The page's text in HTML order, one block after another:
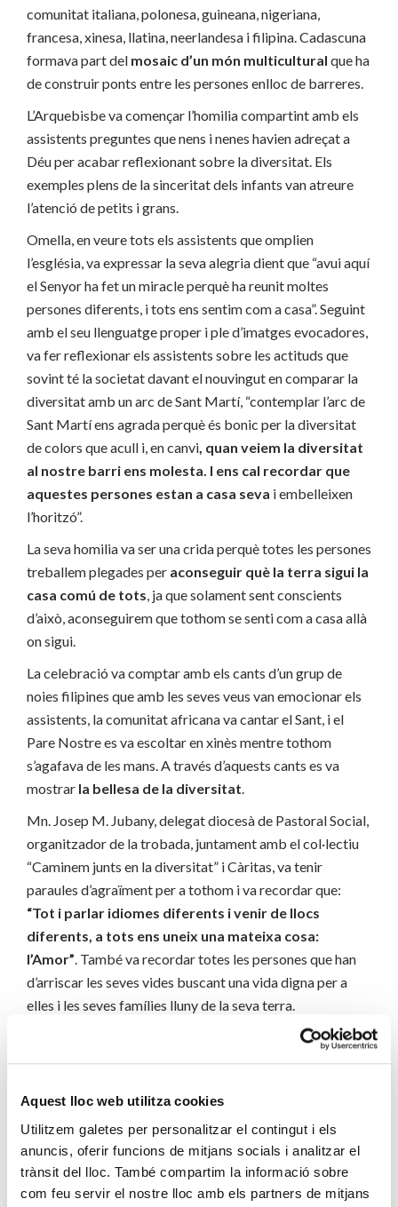
Aquest lloc web utilitza cookies
Utilitzem galetes per personalitzar el contingut i els
anuncis, oferir funcions de mitjans socials i analitzar el
trànsit del lloc. També compartim la informació sobre
com feu servir el nostre lloc amb els partners de mitjans
comunitat italiana, polonesa, guineana, nigeriana,
francesa, xinesa, llatina, neerlandesa i filipina. Cadascuna
formava part del mosaic d’un món multicultural que ha
de construir ponts entre les persones enlloc de barreres.
L’Arquebisbe va començar l’homilia compartint amb els
assistents preguntes que nens i nenes havien adreçat a
Déu per acabar reflexionant sobre la diversitat. Els
exemples plens de la sinceritat dels infants van atreure
l’atenció de petits i grans.
Omella, en veure tots els assistents que omplien
l’església, va expressar la seva alegria dient que “avui aquí
el Senyor ha fet un miracle perquè ha reunit moltes
persones diferents, i tots ens sentim com a casa”. Seguint
amb el seu llenguatge proper i ple d’imatges evocadores,
va fer reflexionar els assistents sobre les actituds que
sovint té la societat davant el nouvingut en comparar la
diversitat amb un arc de Sant Martí, “contemplar l’arc de
Sant Martí ens agrada perquè és bonic per la diversitat
de colors que acull i, en canvi, quan veiem la diversitat
al nostre barri ens molesta. I ens cal recordar que
aquestes persones estan a casa seva i embelleixen
l’horitzó”.
La seva homilia va ser una crida perquè totes les persones
treballem plegades per aconseguir què la terra sigui la
casa comú de tots, ja que solament sent conscients
d’això, aconseguirem que tothom se senti com a casa allà
on sigui.
La celebració va comptar amb els cants d’un grup de
noies filipines que amb les seves veus van emocionar els
assistents, la comunitat africana va cantar el Sant, i el
Pare Nostre es va escoltar en xinès mentre tothom
s’agafava de les mans. A través d’aquests cants es va
mostrar la bellesa de la diversitat.
Mn. Josep M. Jubany, delegat diocesà de Pastoral Social,
organitzador de la trobada, juntament amb el col·lectiu
“Caminem junts en la diversitat” i Càritas, va tenir
paraules d’agraïment per a tothom i va recordar que:
“Tot i parlar idiomes diferents i venir de llocs
diferents, a tots ens uneix una mateixa cosa:
l’Amor”. També va recordar totes les persones que han
d’arriscar les seves vides buscant una vida digna per a
elles i les seves famílies lluny de la seva terra.
L’Eucaristia va acabar amb el Virolai i l’Arquebisbe Joan
Josep Omella saludant amb afecte els assistents a la
parroquials, que es van omplir de menjars diferents,
parlars diferents i desitjos i somnis comuns: quetots ens
sentim germans, vinguem d’on vinguem